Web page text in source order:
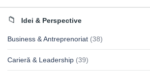
Idei & Perspective
Business & Antreprenoriat (38)
Carieră & Leadership (39)